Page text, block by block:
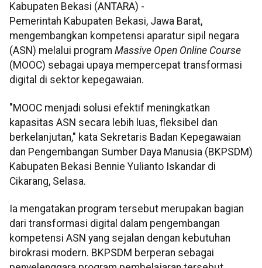
Kabupaten Bekasi (ANTARA) -
Pemerintah Kabupaten Bekasi, Jawa Barat,
mengembangkan kompetensi aparatur sipil negara
(ASN) melalui program Massive Open Online Course
(MOOC) sebagai upaya mempercepat transformasi
digital di sektor kepegawaian.
"MOOC menjadi solusi efektif meningkatkan
kapasitas ASN secara lebih luas, fleksibel dan
berkelanjutan," kata Sekretaris Badan Kepegawaian
dan Pengembangan Sumber Daya Manusia (BKPSDM)
Kabupaten Bekasi Bennie Yulianto Iskandar di
Cikarang, Selasa.
Ia mengatakan program tersebut merupakan bagian
dari transformasi digital dalam pengembangan
kompetensi ASN yang sejalan dengan kebutuhan
birokrasi modern. BKPSDM berperan sebagai